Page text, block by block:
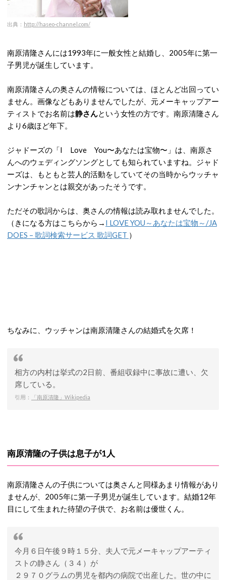
出典： http://haseo-channel.com/
南原清隆さんには1993年に一般女性と結婚し、2005年に第一
子男児が誕生しています。
南原清隆さんの奥さんの情報については、ほとんど出回ってい
ません。画像などもありませんでしたが、元メーキャップアー
ティストでお名前は静さんという女性の方です。南原清隆さん
より6歳ほど年下。
ジャドーズの「I Love You〜あなたは宝物〜」は、南原さ
んへのウェディングソングとしても知られていますね。ジャド
ーズは、もともと芸人的活動をしていてその当時からウッチャ
ンナンチャンとは親交があったそうです。
ただその歌詞からは、奥さんの情報は読み取れませんでした。
（きになる方はこちらから→ I LOVE YOU～あなたは宝物～/JA
DOES – 歌詞検索サービス 歌詞GET ）
ちなみに、ウッチャンは南原清隆さんの結婚式を欠席！
相方の内村は挙式の2日前、番組収録中に事故に遭い、欠
席している。
引用： 「南原清隆」Wikipedia
南原清隆の子供は息子が1人
南原清隆さんの子供については奥さんと同様あまり情報があり
ませんが、2005年に第一子男児が誕生しています。結婚12年
目にして生まれた待望の子供で、お名前は優世くん。
今月６日午後９時１５分、夫人で元メーキャップアーティ
ストの静さん（３４）が
２９７０グラムの男児を都内の病院で出産した。世の中に